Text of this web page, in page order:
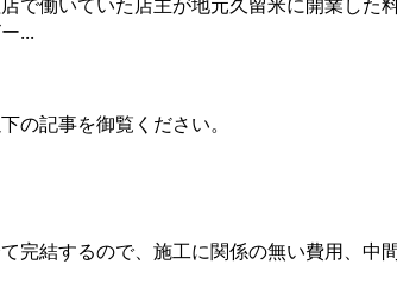
...
の記事を御覧ください。
完結するので、施工に関係の無い費用、